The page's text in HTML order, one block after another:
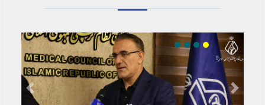
Previous Next